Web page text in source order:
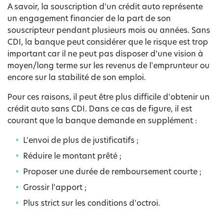
A savoir, la souscription d'un crédit auto représente
un engagement financier de la part de son
souscripteur pendant plusieurs mois ou années. Sans
CDI, la banque peut considérer que le risque est trop
important car il ne peut pas disposer d'une vision à
moyen/long terme sur les revenus de l'emprunteur ou
encore sur la stabilité de son emploi.
Pour ces raisons, il peut être plus difficile d'obtenir un
crédit auto sans CDI. Dans ce cas de figure, il est
courant que la banque demande en supplément :
L'envoi de plus de justificatifs ;
Réduire le montant prêté ;
Proposer une durée de remboursement courte ;
Grossir l'apport ;
Plus strict sur les conditions d'octroi.